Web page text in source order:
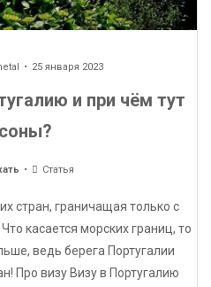
25 января 2023
и при чём тут
Статья
стран, граничащая только с
касается морских границ, то
ведь берега Португалии
Про визу Визу в Португалию